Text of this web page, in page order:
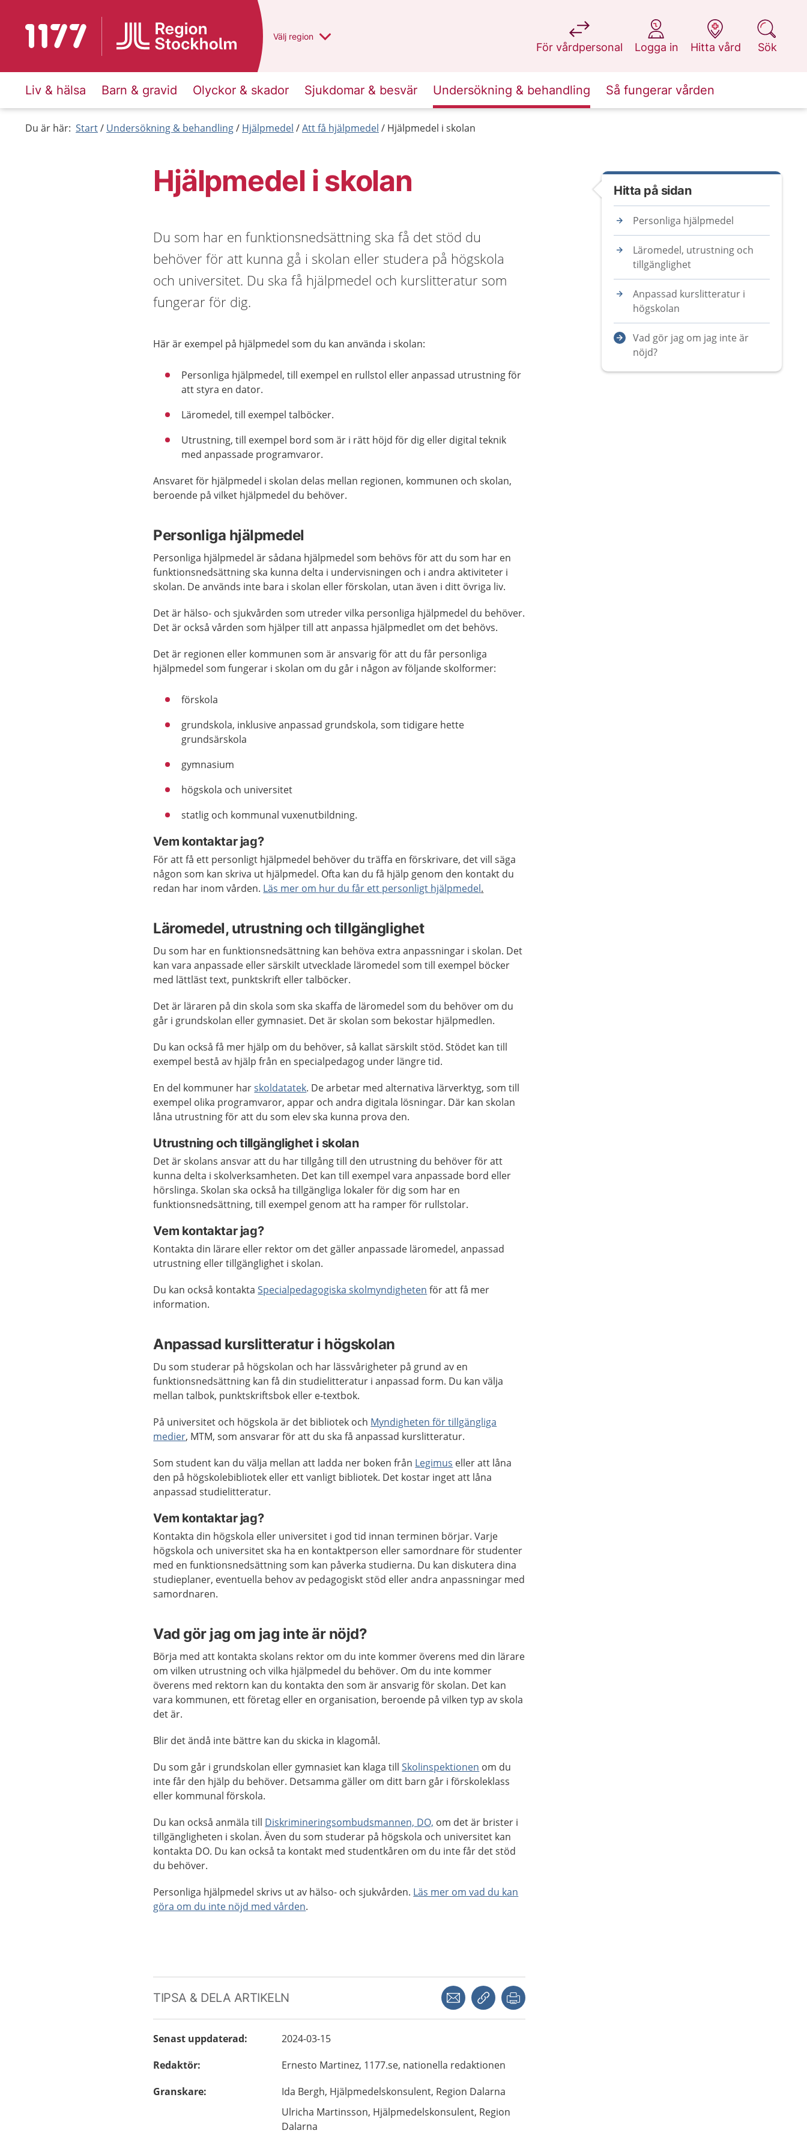
Till startsidan för 1177 Du har valt region
Välj en annan
region
För vårdpersonal
på 1177.se
Logga in
på 1177.se
Hitta vård
på 1177.se
Sök
på 1177.se
Liv & hälsa Barn & gravid Olyckor & skador Sjukdomar & besvär Undersökning & behandling Så fungerar vården
Du är här: Start Undersökning & behandling Hjälpmedel Att få hjälpmedel Hjälpmedel i skolan
Hjälpmedel i skolan
Du som har en funktionsnedsättning ska få det stöd du
behöver för att kunna gå i skolan eller studera på högskola
och universitet. Du ska få hjälpmedel och kurslitteratur som
fungerar för dig.
Här är exempel på hjälpmedel som du kan använda i skolan:
Personliga hjälpmedel, till exempel en rullstol eller anpassad utrustning för
att styra en dator.
Läromedel, till exempel talböcker.
Utrustning, till exempel bord som är i rätt höjd för dig eller digital teknik
med anpassade programvaror.
Ansvaret för hjälpmedel i skolan delas mellan regionen, kommunen och skolan,
beroende på vilket hjälpmedel du behöver.
Personliga hjälpmedel
Personliga hjälpmedel är sådana hjälpmedel som behövs för att du som har en
funktionsnedsättning ska kunna delta i undervisningen och i andra aktiviteter i
skolan. De används inte bara i skolan eller förskolan, utan även i ditt övriga liv.
Det är hälso- och sjukvården som utreder vilka personliga hjälpmedel du behöver.
Det är också vården som hjälper till att anpassa hjälpmedlet om det behövs.
Det är regionen eller kommunen som är ansvarig för att du får personliga
hjälpmedel som fungerar i skolan om du går i någon av följande skolformer:
förskola
grundskola, inklusive anpassad grundskola, som tidigare hette
grundsärskola
gymnasium
högskola och universitet
statlig och kommunal vuxenutbildning.
Vem kontaktar jag?
För att få ett personligt hjälpmedel behöver du träffa en förskrivare, det vill säga
någon som kan skriva ut hjälpmedel. Ofta kan du få hjälp genom den kontakt du
redan har inom vården. Läs mer om hur du får ett personligt hjälpmedel.
Läromedel, utrustning och tillgänglighet
Du som har en funktionsnedsättning kan behöva extra anpassningar i skolan. Det
kan vara anpassade eller särskilt utvecklade läromedel som till exempel böcker
med lättläst text, punktskrift eller talböcker.
Det är läraren på din skola som ska skaffa de läromedel som du behöver om du
går i grundskolan eller gymnasiet. Det är skolan som bekostar hjälpmedlen.
Du kan också få mer hjälp om du behöver, så kallat särskilt stöd. Stödet kan till
exempel bestå av hjälp från en specialpedagog under längre tid.
En del kommuner harskoldatatek. De arbetar med alternativa lärverktyg, som till
exempel olika programvaror, appar och andra digitala lösningar. Där kan skolan
låna utrustning för att du som elev ska kunna prova den.
Utrustning och tillgänglighet i skolan
Det är skolans ansvar att du har tillgång till den utrustning du behöver för att
kunna delta i skolverksamheten. Det kan till exempel vara anpassade bord eller
hörslinga. Skolan ska också ha tillgängliga lokaler för dig som har en
funktionsnedsättning, till exempel genom att ha ramper för rullstolar.
Vem kontaktar jag?
Kontakta din lärare eller rektor om det gäller anpassade läromedel, anpassad
utrustning eller tillgänglighet i skolan.
Du kan också kontaktaSpecialpedagogiska skolmyndigheten för att få mer
information.
Anpassad kurslitteratur i högskolan
Du som studerar på högskolan och har lässvårigheter på grund av en
funktionsnedsättning kan få din studielitteratur i anpassad form. Du kan välja
mellan talbok, punktskriftsbok eller e-textbok.
På universitet och högskola är det bibliotek och Myndigheten för tillgängliga
medier, MTM, som ansvarar för att du ska få anpassad kurslitteratur.
Som student kan du välja mellan att ladda ner boken från Legimus eller att låna
den på högskolebibliotek eller ett vanligt bibliotek. Det kostar inget att låna
anpassad studielitteratur.
Vem kontaktar jag?
Kontakta din högskola eller universitet i god tid innan terminen börjar. Varje
högskola och universitet ska ha en kontaktperson eller samordnare för studenter
med en funktionsnedsättning som kan påverka studierna. Du kan diskutera dina
studieplaner, eventuella behov av pedagogiskt stöd eller andra anpassningar med
samordnaren.
Vad gör jag om jag inte är nöjd?
Börja med att kontakta skolans rektor om du inte kommer överens med din lärare
om vilken utrustning och vilka hjälpmedel du behöver. Om du inte kommer
överens med rektorn kan du kontakta den som är ansvarig för skolan. Det kan
vara kommunen, ett företag eller en organisation, beroende på vilken typ av skola
det är.
Blir det ändå inte bättre kan du skicka in klagomål.
Du som går i grundskolan eller gymnasiet kan klaga tillSkolinspektionen om du
inte får den hjälp du behöver. Detsamma gäller om ditt barn går i förskoleklass
eller kommunal förskola.
Du kan också anmäla till Diskrimineringsombudsmannen, DO, om det är brister i
tillgängligheten i skolan. Även du som studerar på högskola och universitet kan
kontakta DO. Du kan också ta kontakt med studentkåren om du inte får det stöd
du behöver.
Personliga hjälpmedel skrivs ut av hälso- och sjukvården. Läs mer om vad du kan
göra om du inte nöjd med vården.
TIPSA & DELA ARTIKELN Dela via mejlKopiera länk
Senast uppdaterad:
2024-03-15
Redaktör: Ernesto Martinez, 1177.se, nationella redaktionen
Granskare: Ida Bergh, Hjälpmedelskonsulent, Region Dalarna
Ulricha Martinsson, Hjälpmedelskonsulent, Region
Dalarna
Hitta på sidan
Personliga hjälpmedel
Läromedel, utrustning och
tillgänglighet
Anpassad kurslitteratur i
högskolan
Vad gör jag om jag inte är
nöjd?